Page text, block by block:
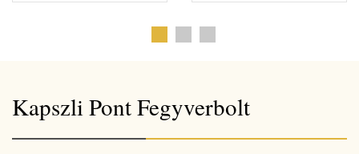
Kapszli Pont Fegyverbolt